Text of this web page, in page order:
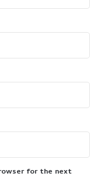
for the next